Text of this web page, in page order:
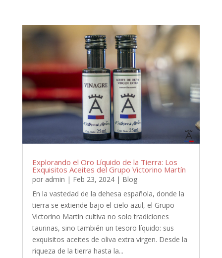
Explorando el Oro Líquido de la Tierra: Los
Exquisitos Aceites del Grupo Victorino Martín
por admin | Feb 23, 2024| Blog
En la vastedad de la dehesa española, donde la
tierra se extiende bajo el cielo azul, el Grupo
Victorino Martín cultiva no solo tradiciones
taurinas, sino también un tesoro líquido: sus
exquisitos aceites de oliva extra virgen. Desde la
riqueza de la tierra hasta la...